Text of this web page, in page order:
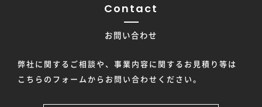
Contact
お問い合わせ
弊社に関するご相談や、事業内容に関するお見積り等は
こちらのフォームからお問い合わせください。